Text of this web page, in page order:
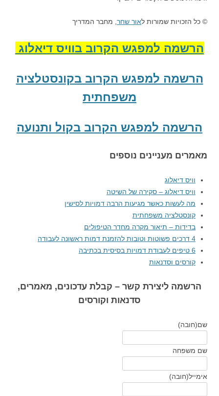
© כל הזכויות שמורות לאור שחר , מחבר המדריך
הרשמה למפגש הקרוב בוויס דיאלוג
הרשמה למפגש הקרוב בקונסטלציה
משפחתית
הרשמה למפגש הקרוב בקול ותנועה
מאמרים מעניינים נוספים
וויס דיאלוג
וויס דיאלוג – סקירה של השיטה
מה לעשות כאשר מגיעות הרבה דמויות לסישין
קונסטלציה משפחתית
בדידות – תיאור מקרה מחדר הטיפולים
4 דרכים פשוטות וטובות להזמנת דמות ראשונה לעבודה
6 טיפים לעבודת דמויות בסיסית בכתיבה
קורסים וסדנאות
הרשמה ליצירת קשר – קבלת עדכונים, מאמרים,
סדנאות וקורסים
שם(חובה)
שם משפחה
אימייל(חובה)